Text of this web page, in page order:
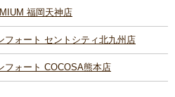
福岡天神店
フォート セントシティ北九州店
フォート COCOSA熊本店